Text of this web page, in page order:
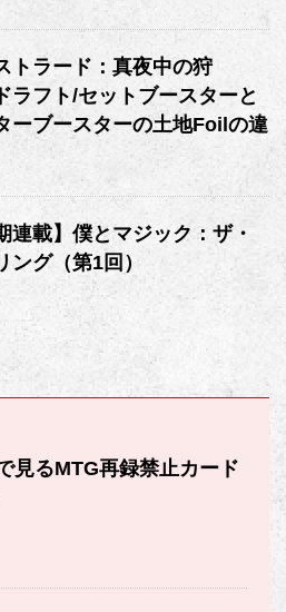
トラード：真夜中の狩
ラフト/セットブースターと
ーブースターの土地Foilの違
連載】僕とマジック：ザ・
ング（第1回）
見るMTG再録禁止カード